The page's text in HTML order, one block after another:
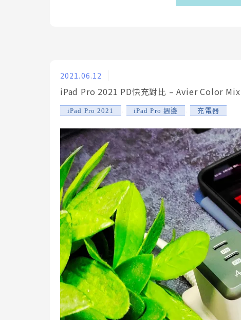
2021.06.12
iPad Pro 2021 PD快充對比 – Avier Color
iPad Pro 2021 iPad Pro 週邊 充電器